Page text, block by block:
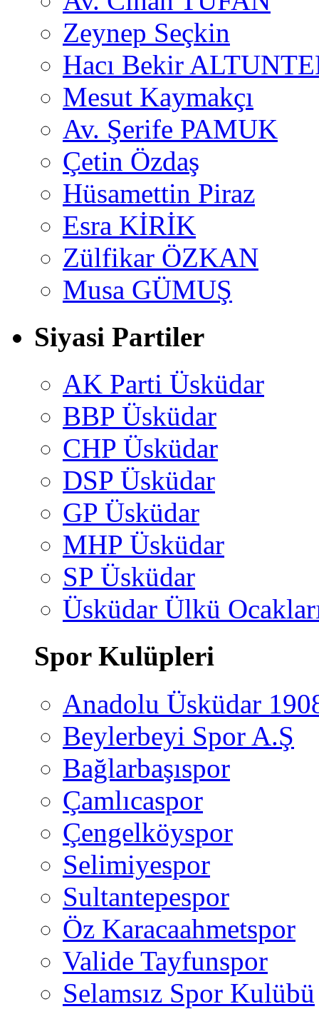
Zeynep Seçkin
Hacı Bekir
Mesut Kaymakçı
Av. Şerife PAMUK
Çetin Özdaş
Hüsamettin Piraz
Esra KİRİK
Zülfikar ÖZKAN
Musa GÜMUŞ
Siyasi Partiler
AK Parti Üsküdar
BBP Üsküdar
CHP Üsküdar
DSP Üsküdar
GP Üsküdar
MHP Üsküdar
SP Üsküdar
Üsküdar Ülkü
Spor Kulüpleri
Anadolu Üsküdar
Beylerbeyi Spor A.Ş
Bağlarbaşıspor
Çamlıcaspor
Çengelköyspor
Selimiyespor
Sultantepespor
Öz Karacaahmetspor
Valide Tayfunspor
Selamsız Spor Kulübü